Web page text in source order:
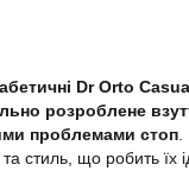
Dr Orto
розроблене
проблемами стоп
стиль, що робить їх